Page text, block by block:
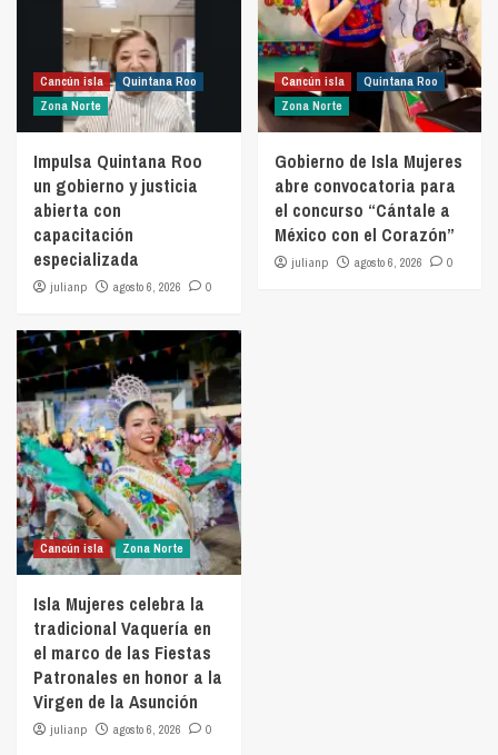
Cancún isla
Quintana Roo
Zona Norte
Impulsa Quintana Roo
un gobierno y justicia
abierta con
capacitación
especializada
julianp agosto 6, 2026 0
Cancún isla
Quintana Roo
Zona Norte
Gobierno de Isla Mujeres
abre convocatoria para
el concurso “Cántale a
México con el Corazón”
julianp agosto 6, 2026 0
Cancún isla Zona Norte
Isla Mujeres celebra la
tradicional Vaquería en
el marco de las Fiestas
Patronales en honor a la
Virgen de la Asunción
julianp agosto 6, 2026 0